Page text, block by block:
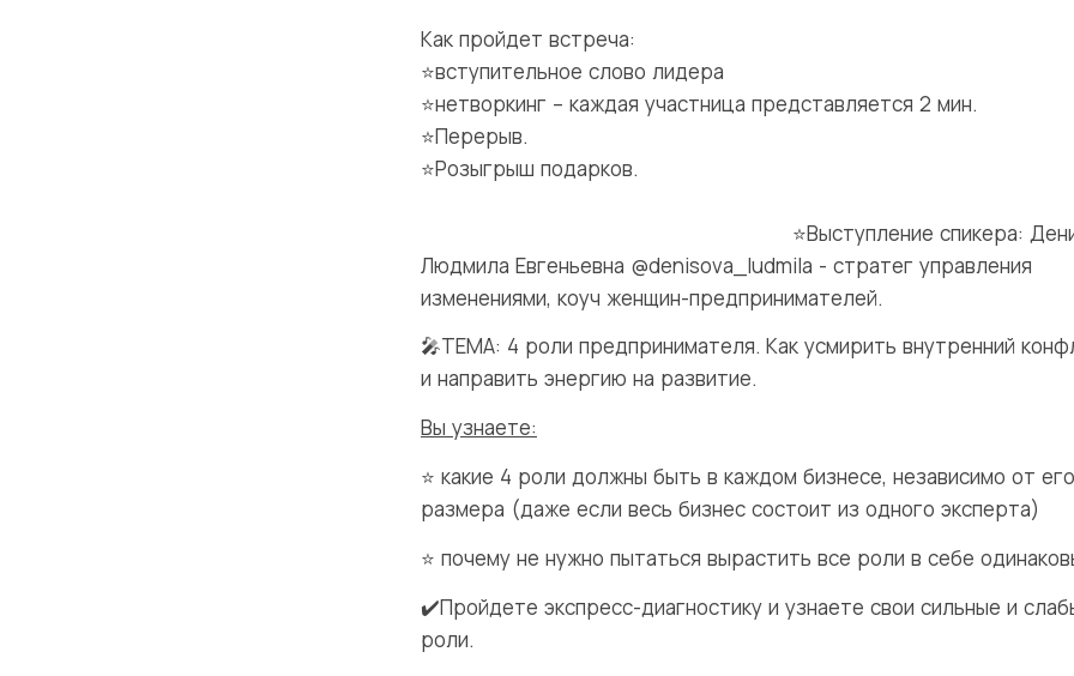
Как пройдет встреча:
⭐️вступительное слово лидера
⭐️нетворкинг – каждая участница представляется 2 мин.
⭐️Перерыв.
⭐️Розыгрыш
⭐️Выступление спикера:
Людмила Евгеньевна @denisova_ludmila - стратег управления
изменениями, коуч женщин-предпринимателей.
🎤ТЕМА: 4 роли предпринимателя. Как усмирить внутренний
и направить энергию на развитие.
Вы узнаете:
⭐️ какие 4 роли должны быть в каждом бизнесе, независимо от его
размера (даже если весь бизнес состоит из одного эксперта)
⭐️ почему не нужно пытаться вырастить все роли в себе
✔️Пройдете экспресс-диагностику и узнаете свои сильные и
роли.